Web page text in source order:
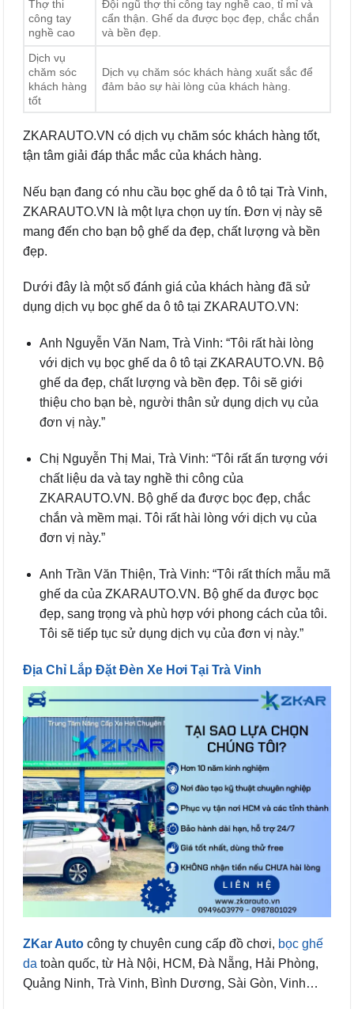
Thợ thi
công tay
nghề cao
Đội ngũ thợ thi công tay nghề cao, tỉ mỉ và
cẩn thận. Ghế da được bọc đẹp, chắc chắn
và bền đẹp.
Dịch vụ
chăm sóc
khách hàng
tốt
Dịch vụ chăm sóc khách hàng xuất sắc để
đảm bảo sự hài lòng của khách hàng.
ZKARAUTO.VN có dịch vụ chăm sóc khách hàng tốt,
tận tâm giải đáp thắc mắc của khách hàng.
Nếu bạn đang có nhu cầu bọc ghế da ô tô tại Trà Vinh,
ZKARAUTO.VN là một lựa chọn uy tín. Đơn vị này sẽ
mang đến cho bạn bộ ghế da đẹp, chất lượng và bền
đẹp.
Dưới đây là một số đánh giá của khách hàng đã sử
dụng dịch vụ bọc ghế da ô tô tại ZKARAUTO.VN:
Anh Nguyễn Văn Nam, Trà Vinh: “Tôi rất hài lòng
với dịch vụ bọc ghế da ô tô tại ZKARAUTO.VN. Bộ
ghế da đẹp, chất lượng và bền đẹp. Tôi sẽ giới
thiệu cho bạn bè, người thân sử dụng dịch vụ của
đơn vị này.”
Chị Nguyễn Thị Mai, Trà Vinh: “Tôi rất ấn tượng với
chất liệu da và tay nghề thi công của
ZKARAUTO.VN. Bộ ghế da được bọc đẹp, chắc
chắn và mềm mại. Tôi rất hài lòng với dịch vụ của
đơn vị này.”
Anh Trần Văn Thiện, Trà Vinh: “Tôi rất thích mẫu mã
ghế da của ZKARAUTO.VN. Bộ ghế da được bọc
đẹp, sang trọng và phù hợp với phong cách của tôi.
Tôi sẽ tiếp tục sử dụng dịch vụ của đơn vị này.”
Địa Chỉ Lắp Đặt Đèn Xe Hơi Tại Trà Vinh
ZKar Auto công ty chuyên cung cấp đồ chơi, bọc ghế
da toàn quốc, từ Hà Nội, HCM, Đà Nẵng, Hải Phòng,
Quảng Ninh, Trà Vinh, Bình Dương, Sài Gòn, Vinh…